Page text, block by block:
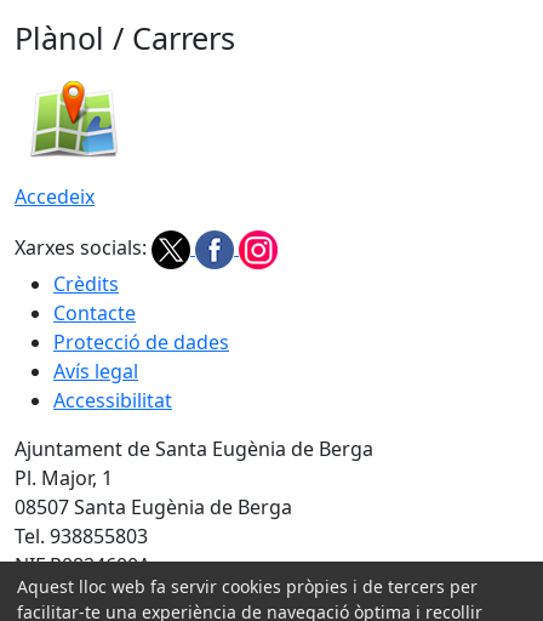
Plànol / Carrers
Accedeix
Xarxes socials:
Crèdits
Contacte
Protecció de dades
Avís legal
Accessibilitat
Ajuntament de Santa Eugènia de Berga
Pl. Major, 1
08507 Santa Eugènia de Berga
Tel. 938855803
NIF P0824600A
Amb la col·laboració de:
Aquest lloc web fa servir cookies pròpies i de tercers per
facilitar-te una experiència de navegació òptima i recollir